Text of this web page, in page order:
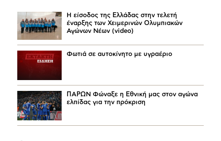
Η είσοδος της Ελλάδας στην τελετή
έναρξης των Χειμερινών Ολυμπιακών
Αγώνων Νέων (video)
Φωτιά σε αυτοκίνητο με υγραέριο
ΠΑΡΩΝ Φώναξε η Εθνική μας στον αγώνα
ελπίδας για την πρόκριση